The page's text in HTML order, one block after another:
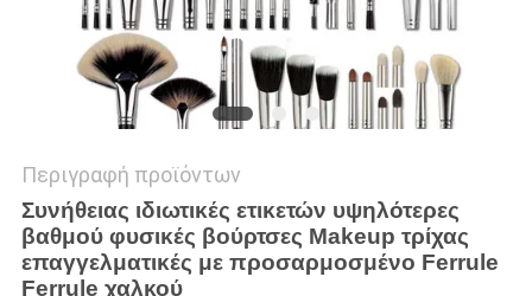
Περιγραφή προϊόντων
Συνήθειας ιδιωτικές ετικετών υψηλότερες
βαθμού φυσικές βούρτσες Makeup τρίχας
επαγγελματικές με προσαρμοσμένο Ferrule
Ferrule χαλκού